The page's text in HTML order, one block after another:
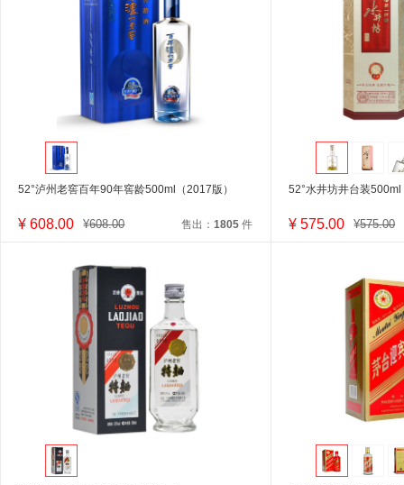
52°泸州老窖百年90年窖龄500ml（2017版）
¥ 608.00 ¥608.00 售出：1805 件
52°水井坊井台装500ml
¥ 575.00 ¥575.00